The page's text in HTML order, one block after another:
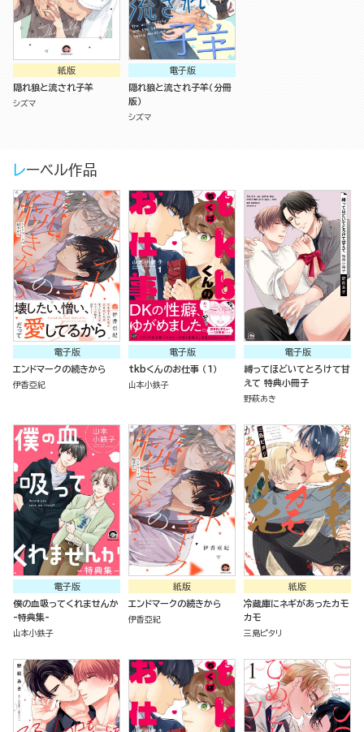
紙版
隠れ狼と流され子羊
シズマ
電子版
隠れ狼と流され子羊（分冊
版）
シズマ
レーベル作品
電子版
エンドマークの続きから
伊香亞紀
電子版
tkbくんのお仕事 （1）
山本小鉄子
電子版
縛ってほどいてとろけて甘
えて 特典小冊子
野萩あき
電子版
僕の血吸ってくれませんか
-特典集-
山本小鉄子
紙版
エンドマークの続きから
伊香亞紀
紙版
冷蔵庫にネギがあったカモ
カモ
三島ピタリ